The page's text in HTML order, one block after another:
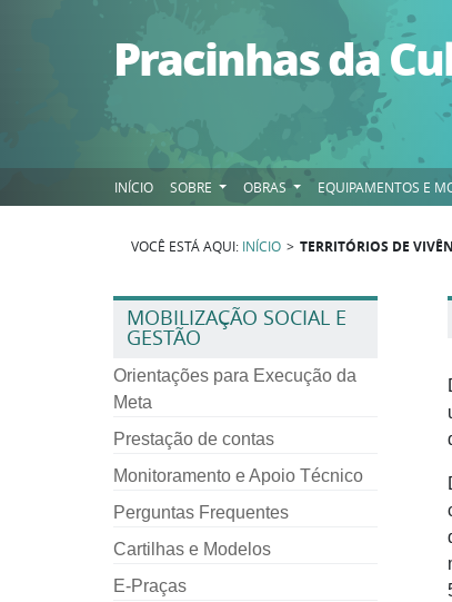
Pracinhas da
INÍCIO SOBRE OBRAS EQUIPAMENTOS E
VOCÊ ESTÁ AQUI: INÍCIO > TERRITÓRIOS DE
MOBILIZAÇÃO SOCIAL E
GESTÃO
Orientações para Execução da
Meta
Prestação de contas
Monitoramento e Apoio Técnico
Perguntas Frequentes
Cartilhas e Modelos
E-Praças